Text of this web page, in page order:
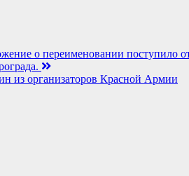
о переименовании поступило
из организаторов Красной Армии